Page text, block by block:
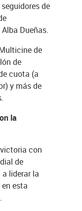
de
Dueñas.
de
de
cuota (a
y más de
la
con
de
liderar la
esta